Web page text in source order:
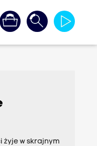
żyje w skrajnym